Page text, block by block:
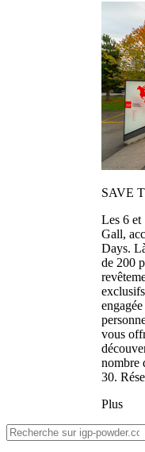
SAVE
Les 6 et
Gall,
Days.
de 200
vous
nombre
30.
Plus